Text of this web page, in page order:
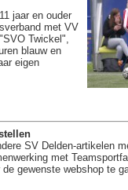
jaar en ouder
met VV
Twickel",
blauw en
eigen
SV Delden-artikelen
met
gewenste webshop te